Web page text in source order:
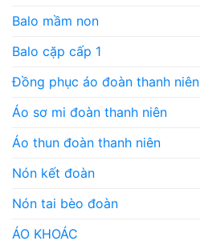
Balo mầm non
Balo cặp cấp 1
Đồng phục áo đoàn thanh niên
Áo sơ mi đoàn thanh niên
Áo thun đoàn thanh niên
Nón kết đoàn
Nón tai bèo đoàn
ÁO KHOÁC